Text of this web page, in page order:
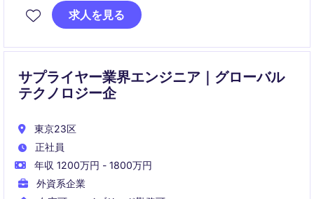
ただきます。適切なサプライヤーの選定、交渉、及び
コスト管理に重点を置いた役割です。
求人を見る
サプライヤー業界エンジニア｜グローバル
テクノロジー企
東京23区
正社員
年収 1200万円 - 1800万円
外資系企業